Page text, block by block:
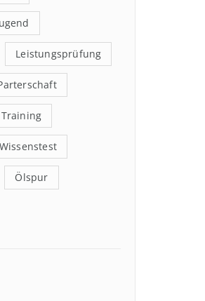
Leistungsprüfung
Training
Wissenstest
Ölspur